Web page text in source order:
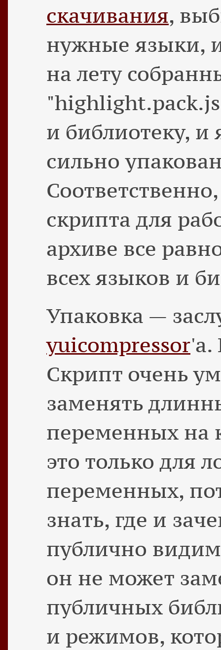
скачивания,
нужные языки,
на лету
и библиотеку,
сильно
скрипта для
архиве все
всех языков и
Упаковка —
yuicompressor'а.
Скрипт очень
заменять
переменных на
это только для
переменных,
знать, где и
публично
он не может
публичных
и режимов,